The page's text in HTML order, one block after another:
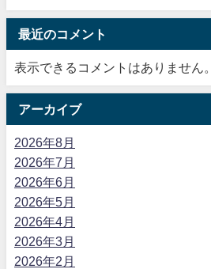
最近のコメント
表示できるコメントはありません。
アーカイブ
2026年8月
2026年7月
2026年6月
2026年5月
2026年4月
2026年3月
2026年2月